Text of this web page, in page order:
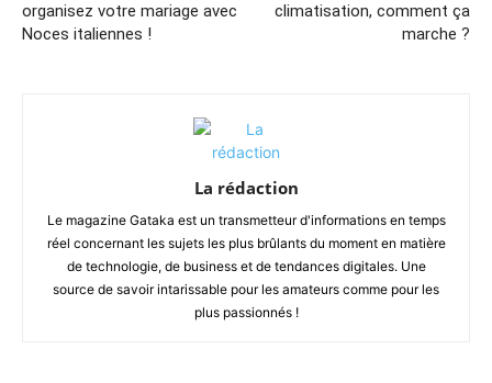
organisez votre mariage avec
Noces italiennes !
climatisation, comment ça
marche ?
La rédaction
Le magazine Gataka est un transmetteur d'informations en temps
réel concernant les sujets les plus brûlants du moment en matière
de technologie, de business et de tendances digitales. Une
source de savoir intarissable pour les amateurs comme pour les
plus passionnés !